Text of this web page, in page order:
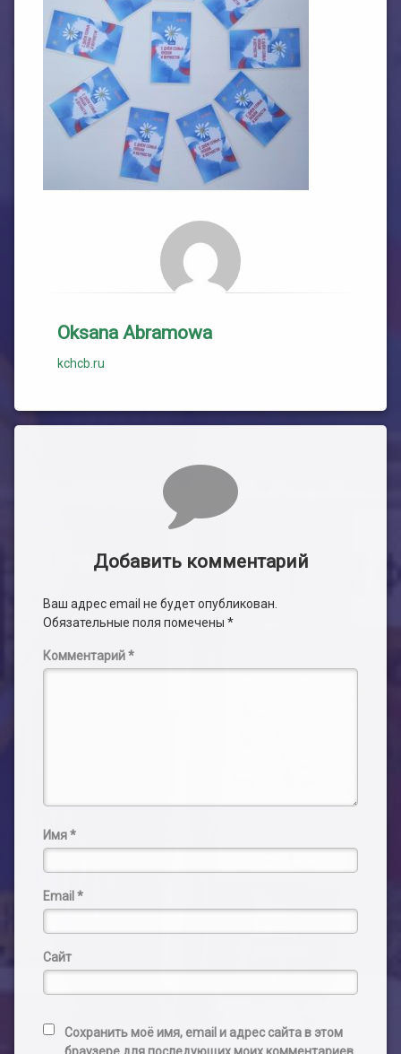
Oksana Abramowa
kchcb.ru
Добавить комментарий
Ваш адрес email не будет опубликован.
Обязательные поля помечены *
Комментарий*
Имя*
Email *
Сайт
Сохранить моё имя, email и адрес сайта в этом